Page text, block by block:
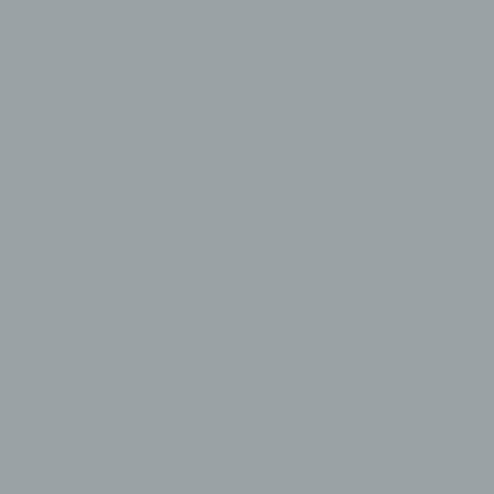
persönliche Aspekte, die sich auf eine natürliche Person
zu bewerten, insbesondere, um Aspekte bezüglich